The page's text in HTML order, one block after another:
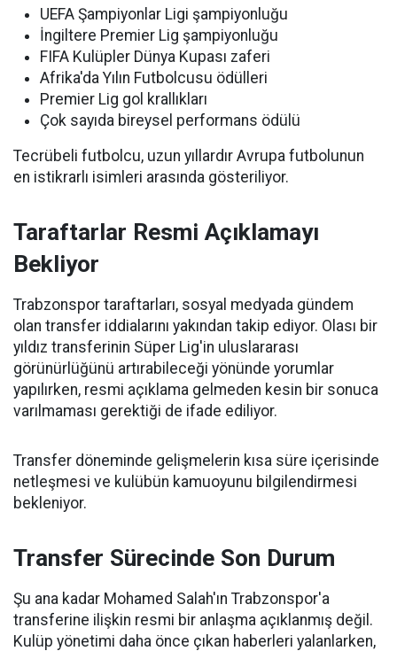
UEFA Şampiyonlar Ligi şampiyonluğu
İngiltere Premier Lig şampiyonluğu
FIFA Kulüpler Dünya Kupası zaferi
Afrika'da Yılın Futbolcusu ödülleri
Premier Lig gol krallıkları
Çok sayıda bireysel performans ödülü
Tecrübeli futbolcu, uzun yıllardır Avrupa futbolunun
en istikrarlı isimleri arasında gösteriliyor.
Taraftarlar Resmi Açıklamayı
Bekliyor
Trabzonspor taraftarları, sosyal medyada gündem
olan transfer iddialarını yakından takip ediyor. Olası bir
yıldız transferinin Süper Lig'in uluslararası
görünürlüğünü artırabileceği yönünde yorumlar
yapılırken, resmi açıklama gelmeden kesin bir sonuca
varılmaması gerektiği de ifade ediliyor.
Transfer döneminde gelişmelerin kısa süre içerisinde
netleşmesi ve kulübün kamuoyunu bilgilendirmesi
bekleniyor.
Transfer Sürecinde Son Durum
Şu ana kadar Mohamed Salah'ın Trabzonspor'a
transferine ilişkin resmi bir anlaşma açıklanmış değil.
Kulüp yönetimi daha önce çıkan haberleri yalanlarken,